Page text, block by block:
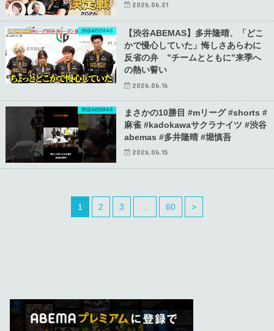
2026.06.21
渋谷ABEMAS
【渋谷ABEMAS】多井隆晴、「どこ
かで慢心していた」悔しさあらわに
反省の弁 ”チームとともに”来季へ
の熱い誓い
2026.06.16
渋谷ABEMAS
まさかの10勝目 #mリーグ #shorts #
麻雀 #kadokawaサクラナイツ #渋谷
abemas #多井隆晴 #堀慎吾
2026.06.15
1 2 3 60 >